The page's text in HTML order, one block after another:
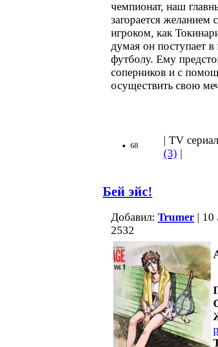
чемпионат, наш
загорается желанием
игроком, как
думая он поступает
футболу. Ему
соперников и с
осуществить свою
68
| TV
(3) |
Бей эйс!
Добавил: Trumer | 10
2532